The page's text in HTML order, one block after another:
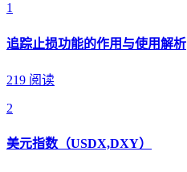
1
追踪止损功能的作用与使用解析
219 阅读
2
美元指数（USDX,DXY）